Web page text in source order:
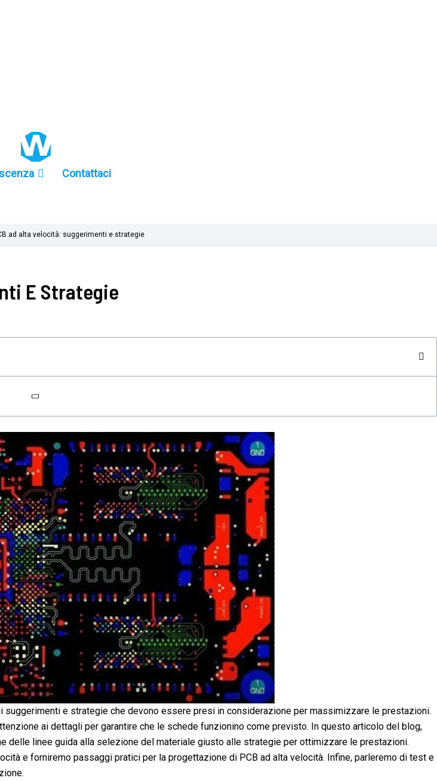
Contattaci
ad alta velocità: suggerimenti e strategie
E Strategie
e strategie che devono essere presi in considerazione per massimizzare le prestazioni.
ai dettagli per garantire che le schede funzionino come previsto. In questo articolo del blog,
delle linee guida alla selezione del materiale giusto alle strategie per ottimizzare le prestazioni.
e forniremo passaggi pratici per la progettazione di PCB ad alta velocità. Infine, parleremo di test e